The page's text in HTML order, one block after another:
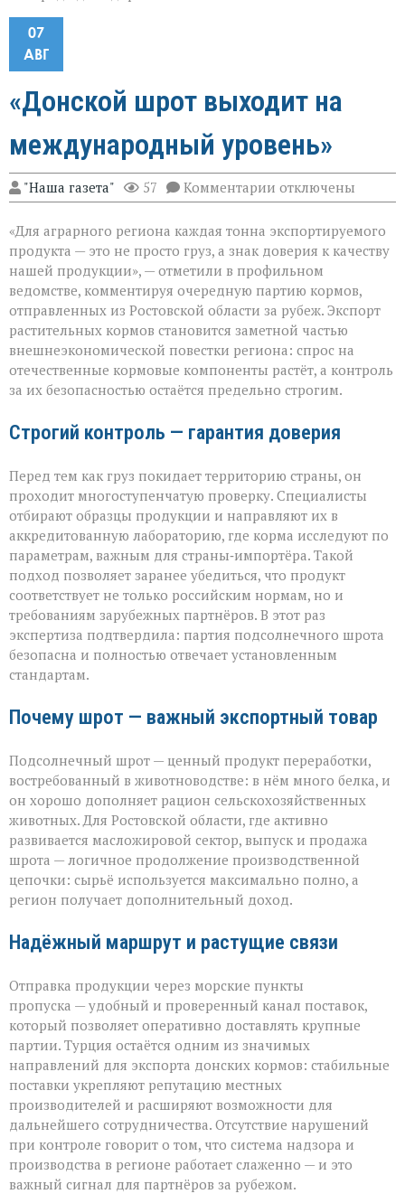
07
АВГ
«Донской шрот выходит на
международный уровень»
"Наша газета" 57 Комментарии к
записи
шрот
выходит
международный
уровень»
отключены
«Для аграрного региона каждая тонна экспортируемого
продукта — это не просто груз, а знак доверия к качеству
нашей продукции», — отметили в профильном
ведомстве, комментируя очередную партию кормов,
отправленных из Ростовской области за рубеж. Экспорт
растительных кормов становится заметной частью
внешнеэкономической повестки региона: спрос на
отечественные кормовые компоненты растёт, а контроль
за их безопасностью остаётся предельно строгим.
Строгий контроль — гарантия доверия
Перед тем как груз покидает территорию страны, он
проходит многоступенчатую проверку. Специалисты
отбирают образцы продукции и направляют их в
аккредитованную лабораторию, где корма исследуют по
параметрам, важным для страны‑импортёра. Такой
подход позволяет заранее убедиться, что продукт
соответствует не только российским нормам, но и
требованиям зарубежных партнёров. В этот раз
экспертиза подтвердила: партия подсолнечного шрота
безопасна и полностью отвечает установленным
стандартам.
Почему шрот — важный экспортный товар
Подсолнечный шрот — ценный продукт переработки,
востребованный в животноводстве: в нём много белка, и
он хорошо дополняет рацион сельскохозяйственных
животных. Для Ростовской области, где активно
развивается масложировой сектор, выпуск и продажа
шрота — логичное продолжение производственной
цепочки: сырьё используется максимально полно, а
регион получает дополнительный доход.
Надёжный маршрут и растущие связи
Отправка продукции через морские пункты
пропуска — удобный и проверенный канал поставок,
который позволяет оперативно доставлять крупные
партии. Турция остаётся одним из значимых
направлений для экспорта донских кормов: стабильные
поставки укрепляют репутацию местных
производителей и расширяют возможности для
дальнейшего сотрудничества. Отсутствие нарушений
при контроле говорит о том, что система надзора и
производства в регионе работает слаженно — и это
важный сигнал для партнёров за рубежом.